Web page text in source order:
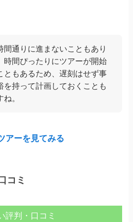
間通りに進まないこともあり
時間ぴったりにツアーが開始
ともあるため、遅刻はせず事
を持って計画しておくことも
。
アーを見てみる
コミ
評判・口コミ